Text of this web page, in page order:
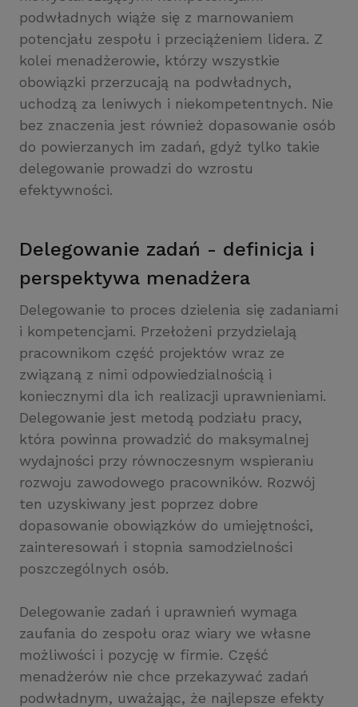
podwładnych wiąże się z marnowaniem
potencjału zespołu i przeciążeniem lidera. Z
kolei menadżerowie, którzy wszystkie
obowiązki przerzucają na podwładnych,
uchodzą za leniwych i niekompetentnych. Nie
bez znaczenia jest również dopasowanie osób
do powierzanych im zadań, gdyż tylko takie
delegowanie prowadzi do wzrostu
efektywności.
Delegowanie zadań - definicja i
perspektywa menadżera
Delegowanie to proces dzielenia się zadaniami
i kompetencjami. Przełożeni przydzielają
pracownikom część projektów wraz ze
związaną z nimi odpowiedzialnością i
koniecznymi dla ich realizacji uprawnieniami.
Delegowanie jest metodą podziału pracy,
która powinna prowadzić do maksymalnej
wydajności przy równoczesnym wspieraniu
rozwoju zawodowego pracowników. Rozwój
ten uzyskiwany jest poprzez dobre
dopasowanie obowiązków do umiejętności,
zainteresowań i stopnia samodzielności
poszczególnych osób.
Delegowanie zadań i uprawnień wymaga
zaufania do zespołu oraz wiary we własne
możliwości i pozycję w firmie. Część
menadżerów nie chce przekazywać zadań
podwładnym, uważając, że najlepsze efekty